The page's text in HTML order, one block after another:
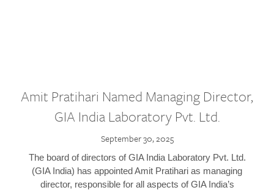
Amit Pratihari Named Managing Director,
GIA India Laboratory Pvt. Ltd.
September 30, 2025
The board of directors of GIA India Laboratory Pvt. Ltd.
(GIA India) has appointed Amit Pratihari as managing
director, responsible for all aspects of GIA India’s